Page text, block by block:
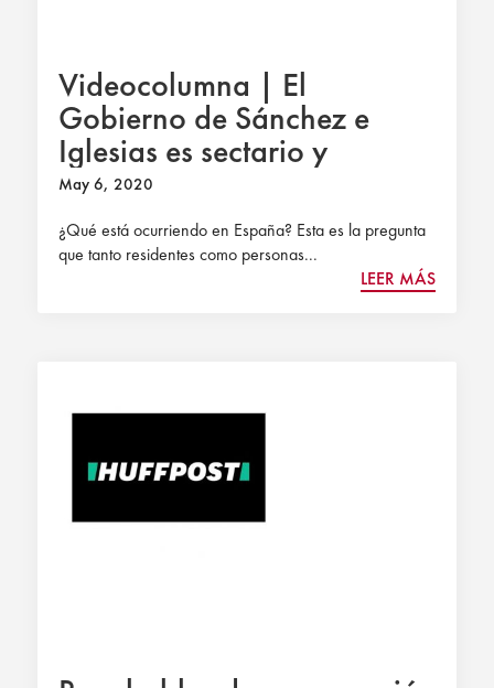
Videocolumna | El
Gobierno de Sánchez e
Iglesias es sectario y
dictatorial
May 6, 2020
¿Qué está ocurriendo en España? Esta es la pregunta
que tanto residentes como personas...
LEER MÁS